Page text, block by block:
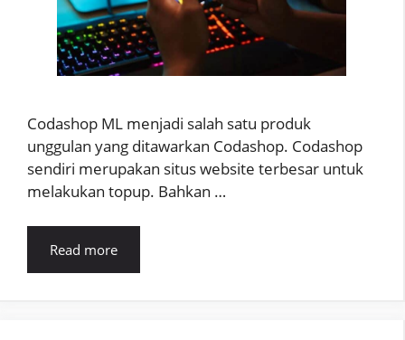
Codashop ML menjadi salah satu produk
unggulan yang ditawarkan Codashop. Codashop
sendiri merupakan situs website terbesar untuk
melakukan topup. Bahkan …
Read more